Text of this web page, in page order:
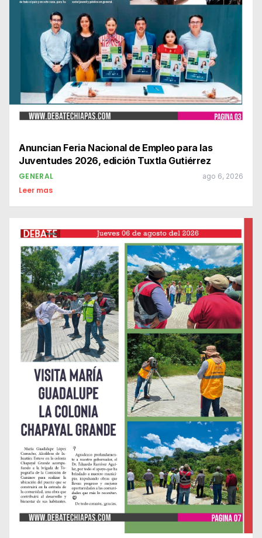
Anuncian Feria Nacional de Empleo para las
Juventudes 2026, edición Tuxtla Gutiérrez
GENERAL ago 6, 2026
Leer mas